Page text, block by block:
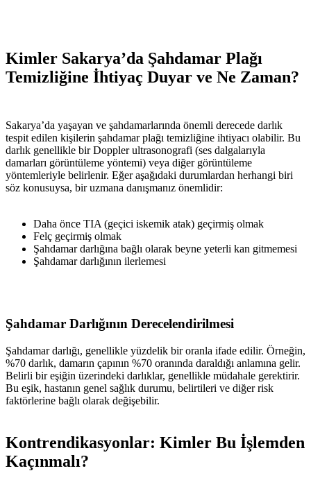
Kimler Sakarya’da Şahdamar Plağı
Temizliğine İhtiyaç Duyar ve Ne Zaman?
Sakarya’da yaşayan ve şahdamarlarında önemli derecede darlık
tespit edilen kişilerin şahdamar plağı temizliğine ihtiyacı olabilir. Bu
darlık genellikle bir Doppler ultrasonografi (ses dalgalarıyla
damarları görüntüleme yöntemi) veya diğer görüntüleme
yöntemleriyle belirlenir. Eğer aşağıdaki durumlardan herhangi biri
söz konusuysa, bir uzmana danışmanız önemlidir:
Daha önce TIA (geçici iskemik atak) geçirmiş olmak
Felç geçirmiş olmak
Şahdamar darlığına bağlı olarak beyne yeterli kan gitmemesi
Şahdamar darlığının ilerlemesi
Şahdamar Darlığının Derecelendirilmesi
Şahdamar darlığı, genellikle yüzdelik bir oranla ifade edilir. Örneğin,
%70 darlık, damarın çapının %70 oranında daraldığı anlamına gelir.
Belirli bir eşiğin üzerindeki darlıklar, genellikle müdahale gerektirir.
Bu eşik, hastanın genel sağlık durumu, belirtileri ve diğer risk
faktörlerine bağlı olarak değişebilir.
Kontrendikasyonlar: Kimler Bu İşlemden
Kaçınmalı?